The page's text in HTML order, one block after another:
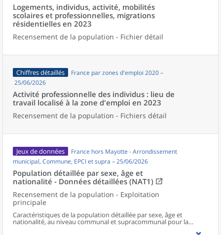
Logements, individus, activité, mobilités
scolaires et professionnelles, migrations
résidentielles en 2023
Recensement de la population - Fichier détail
Chiffres détaillés
France par zones d'emploi 2020 –
25/06/2026
Activité professionnelle des individus : lieu de
travail localisé à la zone d'emploi en 2023
Recensement de la population - Fichiers détail
Jeux de données
France hors Mayotte - Arrondissement
municipal, Commune, EPCI et supra – 25/06/2026
Population détaillée par sexe, âge et
nationalité - Données détaillées (NAT1)
Recensement de la population - Exploitation
principale
Caractéristiques de la population détaillée par sexe, âge et
nationalité, au niveau communal et supracommunal pour la